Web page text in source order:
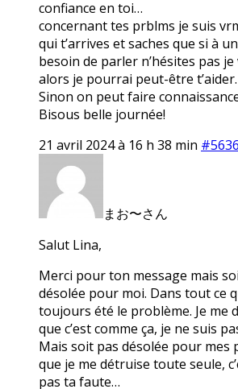
confiance en toi…
concernant tes prblms je suis
qui t’arrives et saches que si à
besoin de parler n’hésites pas
alors je pourrai peut-être t’aider.
Sinon on peut faire
Bisous belle journée!
21 avril 2024 à 16 h 38 min
まお〜さん
Salut Lina,
Merci pour ton message mais
désolée pour moi. Dans tout ce
toujours été le problème. Je me
que c’est comme ça, je ne suis
Mais soit pas désolée pour mes
que je me détruise toute seule,
pas ta faute…